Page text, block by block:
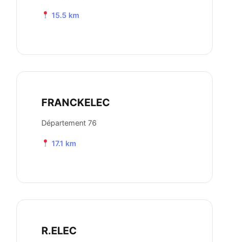
15.5 km
FRANCKELEC
Département 76
17.1 km
R.ELEC